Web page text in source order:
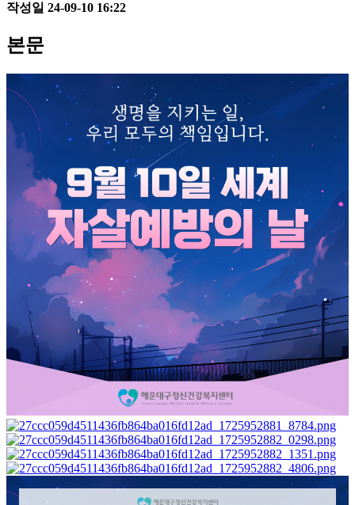
작성일 24-09-10 16:22
본문